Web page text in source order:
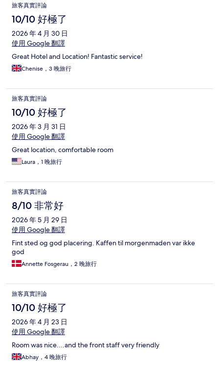
旅客真實評論
10/10 好極了
2026 年 4 月 30 日
使用 Google 翻譯
Great Hotel and Location! Fantastic service!
Chenise，3 晚旅行
旅客真實評論
10/10 好極了
2026 年 3 月 31 日
使用 Google 翻譯
Great location, comfortable room
Laura，1 晚旅行
旅客真實評論
8/10 非常好
2026 年 5 月 29 日
使用 Google 翻譯
Fint sted og god placering. Kaffen til morgenmaden var ikke
god
Annette Fosgerau，2 晚旅行
旅客真實評論
10/10 好極了
2026 年 4 月 23 日
使用 Google 翻譯
Room was nice....and the front staff very friendly
Abhay，4 晚旅行